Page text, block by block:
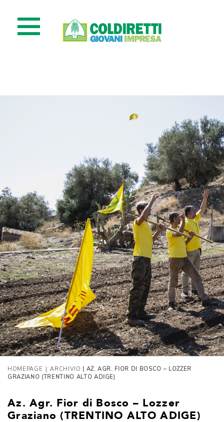
HOMEPAGE |ARCHIVIO
| AZ. AGR. FIOR DI BOSCO – LOZZER
GRAZIANO (TRENTINO ALTO ADIGE)
Az. Agr. Fior di Bosco – Lozzer
Graziano (TRENTINO ALTO ADIGE)